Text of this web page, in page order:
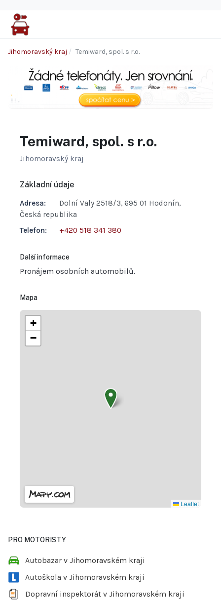
Jihomoravský kraj Temiward, spol. s r.o.
Temiward, spol. s r.o.
Jihomoravský kraj
Základní údaje
Adresa:
Dolní Valy 2518/3, 695 01 Hodonín,
Česká republika
Telefon:
+420 518 341 380
Další informace
Pronájem osobních automobilů.
Mapa
+
−
Leaflet
PRO MOTORISTY
Autobazar v Jihomoravském kraji
Autoškola v Jihomoravském kraji
Dopravní inspektorát v Jihomoravském kraji